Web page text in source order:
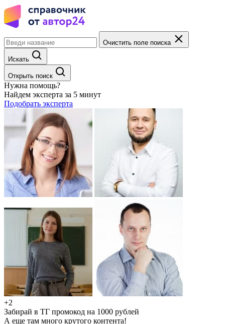
Очистить поле поиска
Искать
Открыть поиск
Нужна помощь?
Найдем эксперта за 5 минут
Подобрать эксперта
+2
Забирай в ТГ промокод на 1000 рублей
А еще там много крутого контента!